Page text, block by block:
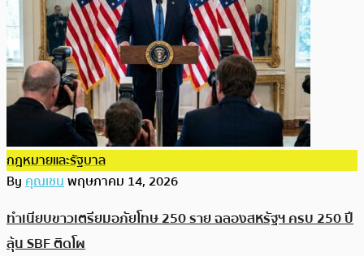
กฎหมายและรัฐบาล
Byคุณเชนพฤษภาคม 14, 2026
ทำเนียบขาวเตรียมอภัยโทษ 250 ราย ฉลองสหรัฐฯ ครบ 250 ปี
ลุ้น SBF ติดโผ